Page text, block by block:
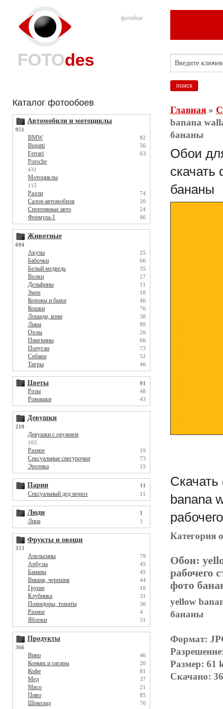
фотобои
FOTOdes
Каталог фотообоев
Автомобили и мотоциклы
951
BMW 82
Bugatti 56
Ferrari 63
Porsche
431
Мотоциклы
115
Ралли 74
Салон автомобиля 20
Спортивные авто 24
Формула-1 86
Животные
694
Акулы 25
Бабочки 66
Белый медведь 35
Волки 27
Дельфины 11
Змеи 18
Коровы и быки 46
Кошки 76
Лошади, кони 38
Львы 89
Орлы 26
Пингвины 66
Попугаи 73
Собаки 52
Тигры 46
Цветы 91
Розы 48
Ромашки 43
Девушки
210
Девушки с оружием
103
Разное 19
Сексуальные снегурочки 73
Эротика 15
Парни 11
Сексуальный дед мороз 11
Люди 1
Лица 1
Фрукты и овощи
353
Апельсины 79
Арбузы 45
Бананы 45
Вишня, черешня 44
Груши 18
Клубника 31
Помидоры, томаты 36
Разное 4
Яблоки 51
Продукты
366
Вино 46
Коньяк и сигары 20
Кофе 81
Мед 37
Мясо 21
Пиво 85
Шоколад 76
Главная»
banana
бананы
Обои
скачать
бананы
Скачать
banana
Категория
Обои:
рабочего
фото
yellow
бананы
Формат:
Размер: 61
Скачано: